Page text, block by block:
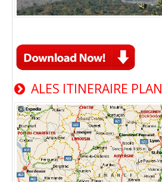
ALES ITINERAIRE PLAN